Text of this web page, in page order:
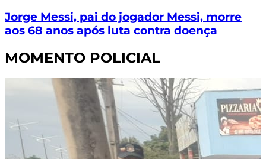
Jorge Messi, pai do jogador Messi, morre
aos 68 anos após luta contra doença
MOMENTO POLICIAL